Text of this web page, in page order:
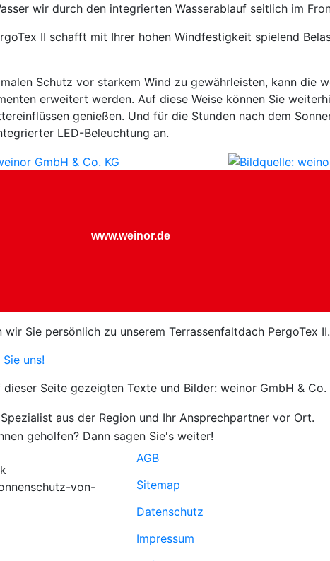
wir durch den integrierten Wasserablauf seitlich im
II schafft mit Ihrer hohen Windfestigkeit spielend
Schutz vor starkem Wind zu gewährleisten, kann die
erweitert werden. Auf diese Weise können Sie
genießen. Und für die Stunden nach dem
LED-Beleuchtung an.
www.weinor.de
wir Sie persönlich zu unserem Terrassenfaltdach PergoTex II.
uns!
dieser Seite gezeigten Texte und Bilder: weinor GmbH & Co.
AGB
Sitemap
Datenschutz
Impressum
von-